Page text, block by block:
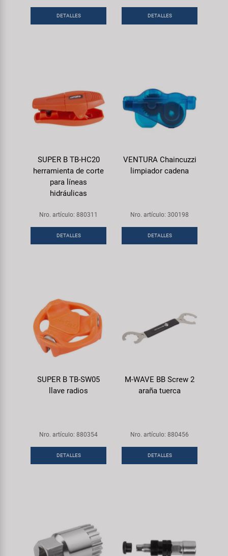
DETALLES DETALLES
SUPER B TB-HC20
herramienta de corte
para líneas
hidráulicas
Nro. artículo: 880311
DETALLES
VENTURA Chaincuzzi
limpiador cadena
Nro. artículo: 300198
DETALLES
SUPER B TB-SW05
llave radios
Nro. artículo: 880354
DETALLES
M-WAVE BB Screw 2
araña tuerca
Nro. artículo: 880456
DETALLES